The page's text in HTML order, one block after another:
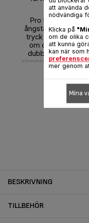
Pro Express Care
ångstationen med
tryck som tar väl
om dina plagg.
dubbla skydd ger
sinnesro: Protect
omvandlar
droppar till ånga,
förhindrar
samtidigt som
kalkuppsamlaren
BESKRIVNING
TILLBEHÖR
att använda
nödvändiga
Klicka på
om de olika
att kunna
kan när som
mer genom
Mina